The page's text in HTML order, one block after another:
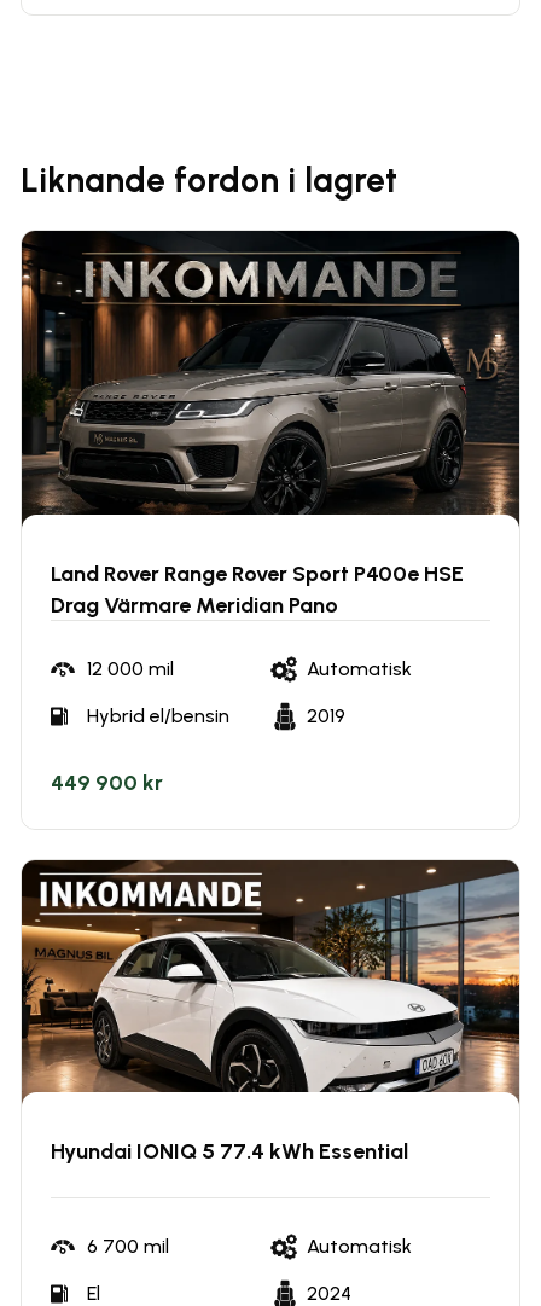
Liknande fordon i lagret
Land Rover Range Rover Sport P400e HSE
Drag Värmare Meridian Pano
12 000 mil Automatisk
Hybrid el/bensin 2019
449 900 kr
Hyundai IONIQ 5 77.4 kWh Essential
6 700 mil Automatisk
El 2024